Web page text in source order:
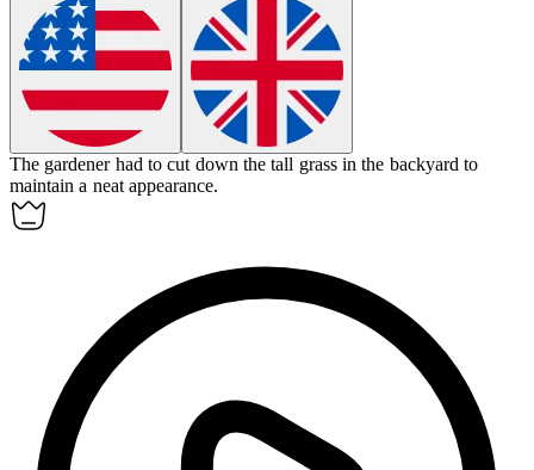
The gardener had tocut down the tall grass in the backyard to
maintain a neat appearance.